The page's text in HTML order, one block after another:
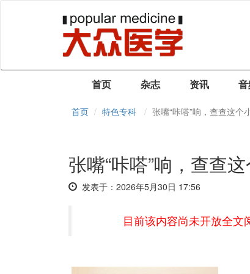
首页 杂志 资讯
首页 特色专科 张嘴“咔嗒”响，查查这个
张嘴“咔嗒”响，查查
发表于：2026年5月30日 17:56
目前该内容尚未开放全文